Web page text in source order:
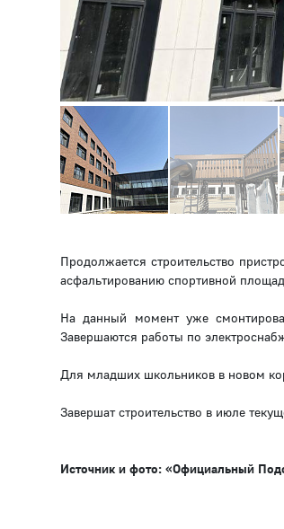
Продолжается строительство
асфальтированию спортивной
На данный момент уже
Завершаются работы по
Для младших школьников в новом
Завершат строительство в июле
Источник и фото: «Официальный